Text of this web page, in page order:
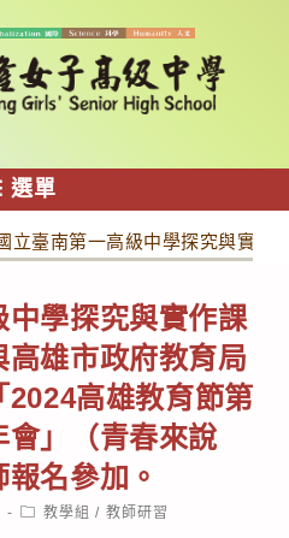
選單
立臺南第一高級中學探究與實作
中學探究與實作課
雄市政府教育局
高雄教育節第
會」（青春來說
名參加。
Post教學組 / 教師研習